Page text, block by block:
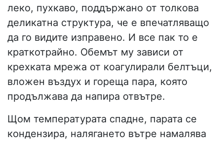
леко, пухкаво, поддържано от толкова
деликатна структура, че е впечатляващо
да го видите изправено. И все пак то е
краткотрайно. Обемът му зависи от
крехката мрежа от коагулирали белтъци,
вложен въздух и гореща пара, която
продължава да напира отвътре.
Щом температурата спадне, парата се
кондензира, налягането вътре намалява